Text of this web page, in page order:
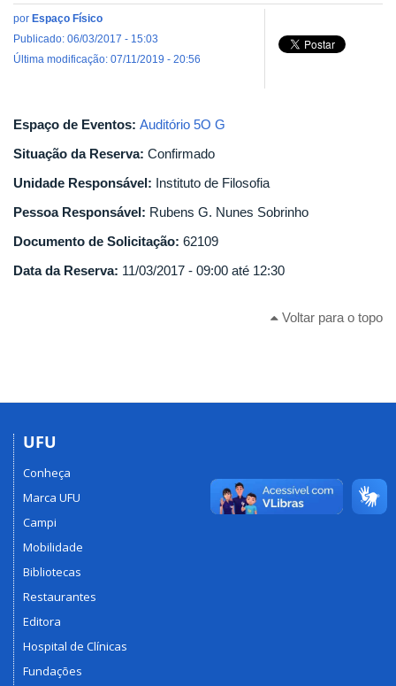
por Espaço Físico
Publicado: 06/03/2017 - 15:03
Última modificação: 07/11/2019 - 20:56
Espaço de Eventos: Auditório 5O G
Situação da Reserva: Confirmado
Unidade Responsável: Instituto de Filosofia
Pessoa Responsável: Rubens G. Nunes Sobrinho
Documento de Solicitação: 62109
Data da Reserva: 11/03/2017 - 09:00 até 12:30
Voltar para o topo
UFU
Conheça
Marca UFU
Campi
Mobilidade
Bibliotecas
Restaurantes
Editora
Hospital de Clínicas
Fundações